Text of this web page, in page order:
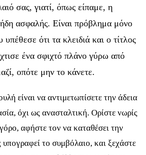
σας, γιατί, όπως είπαμε, η
ήδη ασφαλής. Είναι πρόβλημα μόνο
ότι τα κλειδιά και ο τίτλος
ένα σφιχτό πλάνο γύρω από
οπότε μην το κάνετε.
είναι να αντιμετωπίσετε την άδεια
όχι ως ανασταλτική. Ορίστε νωρίς
αφήστε τον να καταθέσει την
το συμβόλαιο, και ξεχάστε